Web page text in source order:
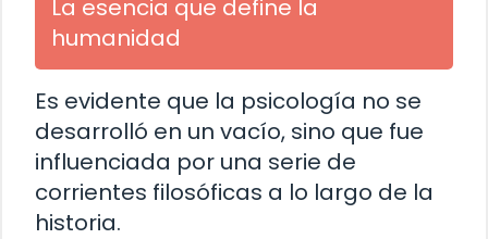
La esencia que define la
humanidad
Es evidente que la psicología no se
desarrolló en un vacío, sino que fue
influenciada por una serie de
corrientes filosóficas a lo largo de la
historia.